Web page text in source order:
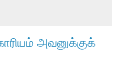
அவனுக்குக்